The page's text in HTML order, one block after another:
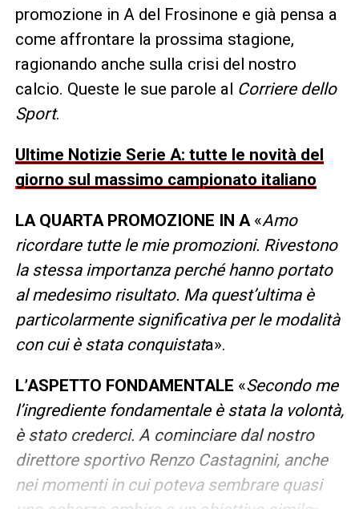
promozione in A del Frosinone e già pensa a
come affrontare la prossima stagione,
ragionando anche sulla crisi del nostro
calcio. Queste le sue parole al Corriere dello
Sport.
Ultime Notizie Serie A: tutte le novità del
giorno sul massimo campionato italiano
LA QUARTA PROMOZIONE IN A«Amo
ricordare tutte le mie promozioni. Rivestono
la stessa importanza perché hanno portato
al medesimo risultato. Ma quest’ultima è
particolarmente significativa per le modalità
con cui è stata conquistata».
L’ASPETTO FONDAMENTALE «Secondo me
l’ingrediente fondamentale è stata la volontà,
è stato crederci. A cominciare dal nostro
direttore sportivo Renzo Castagnini, anche
nei momenti in cui poteva sembrare quasi